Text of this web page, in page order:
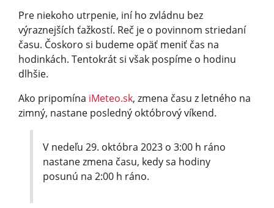
Pre niekoho utrpenie, iní ho zvládnu bez
výraznejších ťažkostí. Reč je o povinnom striedaní
času. Čoskoro si budeme opäť meniť čas na
hodinkách. Tentokrát si však pospíme o hodinu
dlhšie.
Ako pripomína iMeteo.sk, zmena času z letného na
zimný, nastane posledný októbrový víkend.
V nedeľu 29. októbra 2023 o 3:00 h ráno
nastane zmena času, kedy sa hodiny
posunú na 2:00 h ráno.